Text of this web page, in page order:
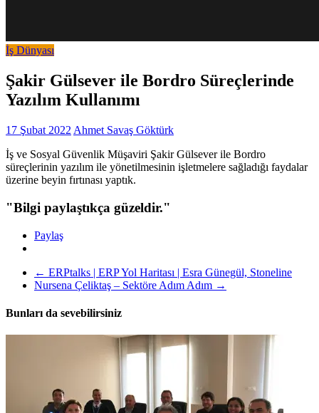
İş Dünyası
Şakir Gülsever ile Bordro Süreçlerinde
Yazılım Kullanımı
17 Şubat 2022 Ahmet Savaş Göktürk
İş ve Sosyal Güvenlik Müşaviri Şakir Gülsever ile Bordro
süreçlerinin yazılım ile yönetilmesinin işletmelere sağladığı faydalar
üzerine beyin fırtınası yaptık.
"Bilgi paylaştıkça güzeldir."
Paylaş
← ERPtalks | ERP Yol Haritası | Esra Günegül, Stoneline
Nursena Çeliktaş – Sektöre Adım Adım →
Bunları da sevebilirsiniz